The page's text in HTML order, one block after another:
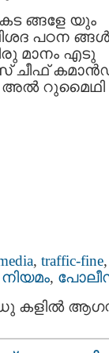
ങ്ങളേ യും
പഠന ങ്ങള്‍
മാനം എടു
ചീഫ്
അല്‍ റുമൈഥി
, traffic-fine,
നിയമം,
കളിൽ